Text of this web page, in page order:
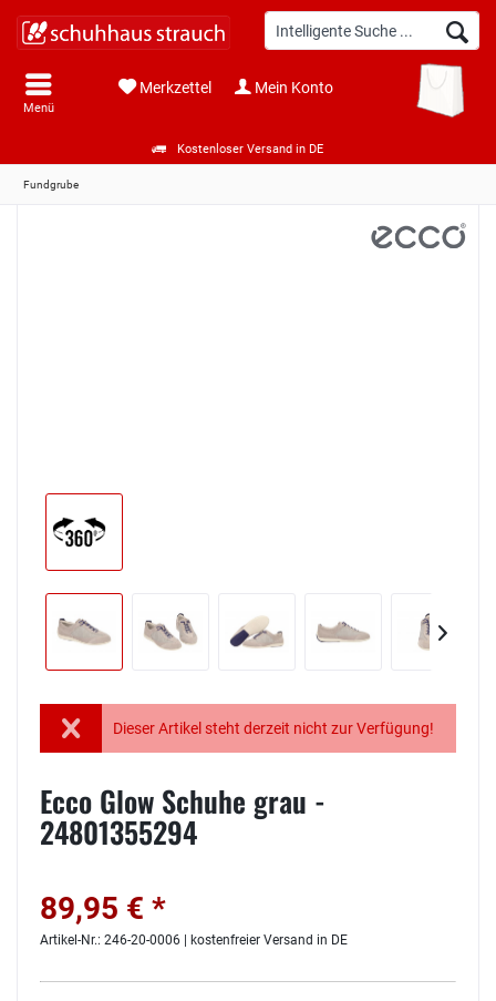
Kostenloser Versand in DE
Menü
Merkzettel Mein Konto
Fundgrube
Dieser Artikel steht derzeit nicht zur Verfügung!
Ecco Glow Schuhe grau -
24801355294
89,95 € *
Artikel-Nr.: 246-20-0006 | kostenfreier Versand in DE